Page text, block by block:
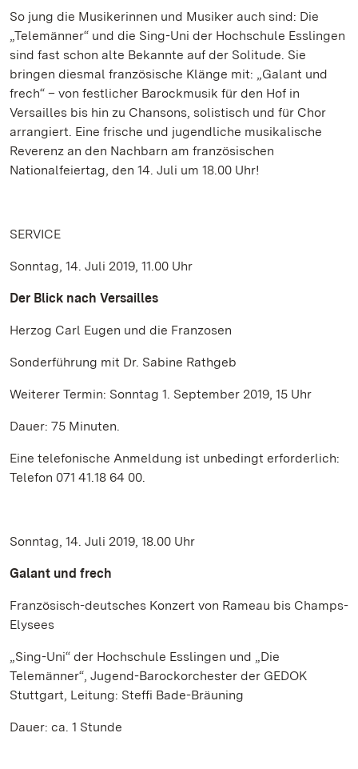
So jung die Musikerinnen und Musiker auch sind: Die
„Telemänner“ und die Sing-Uni der Hochschule Esslingen
sind fast schon alte Bekannte auf der Solitude. Sie
bringen diesmal französische Klänge mit: „Galant und
frech“ – von festlicher Barockmusik für den Hof in
Versailles bis hin zu Chansons, solistisch und für Chor
arrangiert. Eine frische und jugendliche musikalische
Reverenz an den Nachbarn am französischen
Nationalfeiertag, den 14. Juli um 18.00 Uhr!
SERVICE
Sonntag, 14. Juli 2019, 11.00 Uhr
Der Blick nach Versailles
Herzog Carl Eugen und die Franzosen
Sonderführung mit Dr. Sabine Rathgeb
Weiterer Termin: Sonntag 1. September 2019, 15 Uhr
Dauer: 75 Minuten.
Eine telefonische Anmeldung ist unbedingt erforderlich:
Telefon 071 41.18 64 00.
Sonntag, 14. Juli 2019, 18.00 Uhr
Galant und frech
Französisch-deutsches Konzert von Rameau bis Champs-
Elysees
„Sing-Uni“ der Hochschule Esslingen und „Die
Telemänner“, Jugend-Barockorchester der GEDOK
Stuttgart, Leitung: Steffi Bade-Bräuning
Dauer: ca. 1 Stunde